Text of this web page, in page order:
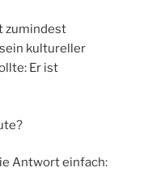
zumindest
kultureller
Er ist
Antwort einfach: